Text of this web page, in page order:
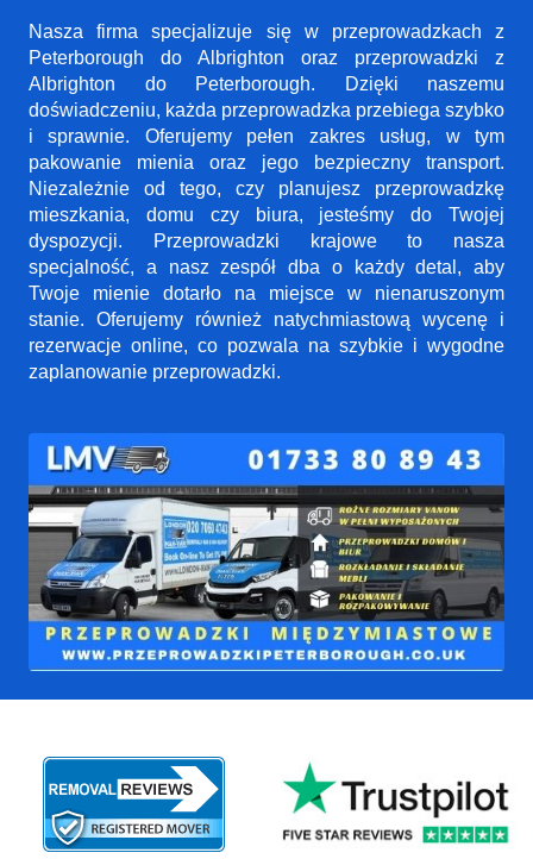
Nasza firma specjalizuje się w przeprowadzkach z
Peterborough do Albrighton oraz przeprowadzki z
Albrighton do Peterborough. Dzięki naszemu
doświadczeniu, każda przeprowadzka przebiega szybko
i sprawnie. Oferujemy pełen zakres usług, w tym
pakowanie mienia oraz jego bezpieczny transport.
Niezależnie od tego, czy planujesz przeprowadzkę
mieszkania, domu czy biura, jesteśmy do Twojej
dyspozycji. Przeprowadzki krajowe to nasza
specjalność, a nasz zespół dba o każdy detal, aby
Twoje mienie dotarło na miejsce w nienaruszonym
stanie. Oferujemy również natychmiastową wycenę i
rezerwacje online, co pozwala na szybkie i wygodne
zaplanowanie przeprowadzki.